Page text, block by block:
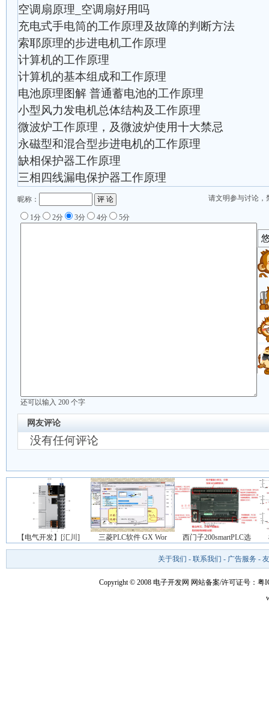
空调扇原理_空调扇好用吗
充电式手电筒的工作原理及故障的判断方法
索耶原理的步进电机工作原理
计算机的工作原理
计算机的基本组成和工作原理
电池原理图解 普通蓄电池的工作原理
小型风力发电机总体结构及工作原理
微波炉工作原理，及微波炉使用十大禁忌
永磁型和混合型步进电机的工作原理
缺相保护器工作原理
三相四线漏电保护器工作原理
请文明参与讨论，
昵称：
1分 2分 3分 4分 5分
还可以输入 200 个字
网友评论
没有任何评论
【电气开发】[汇川] 三菱PLC软件 GX Wor 西门子200smartPLC选
关于我们 - 联系我们 - 广告服务 -
Copyright © 2008 电子开发网 网站备案/许可证号：粤